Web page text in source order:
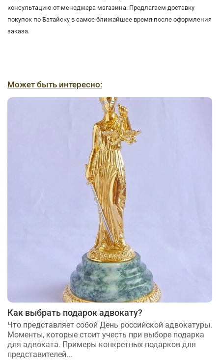
консультацию от менеджера магазина. Предлагаем доставку
покупок по Батайску в самое ближайшее время после оформления
заказа.
Может быть интересно:
Как выбрать подарок адвокату?
Что представляет собой День российской адвокатуры.
Моменты, которые стоит учесть при выборе подарка
для адвоката. Примеры конкретных подарков для
представителей...